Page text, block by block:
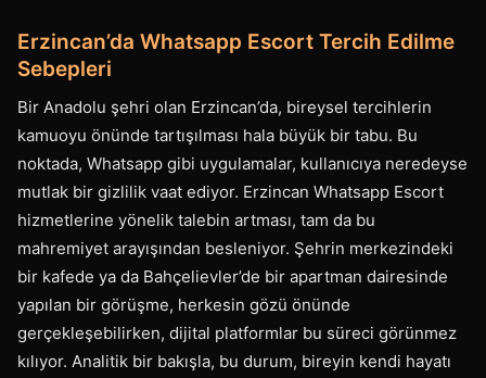
Erzincan’da Whatsapp Escort Tercih Edilme
Sebepleri
Bir Anadolu şehri olan Erzincan’da, bireysel tercihlerin
kamuoyu önünde tartışılması hala büyük bir tabu. Bu
noktada, Whatsapp gibi uygulamalar, kullanıcıya neredeyse
mutlak bir gizlilik vaat ediyor. Erzincan Whatsapp Escort
hizmetlerine yönelik talebin artması, tam da bu
mahremiyet arayışından besleniyor. Şehrin merkezindeki
bir kafede ya da Bahçelievler’de bir apartman dairesinde
yapılan bir görüşme, herkesin gözü önünde
gerçekleşebilirken, dijital platformlar bu süreci görünmez
kılıyor. Analitik bir bakışla, bu durum, bireyin kendi hayatı